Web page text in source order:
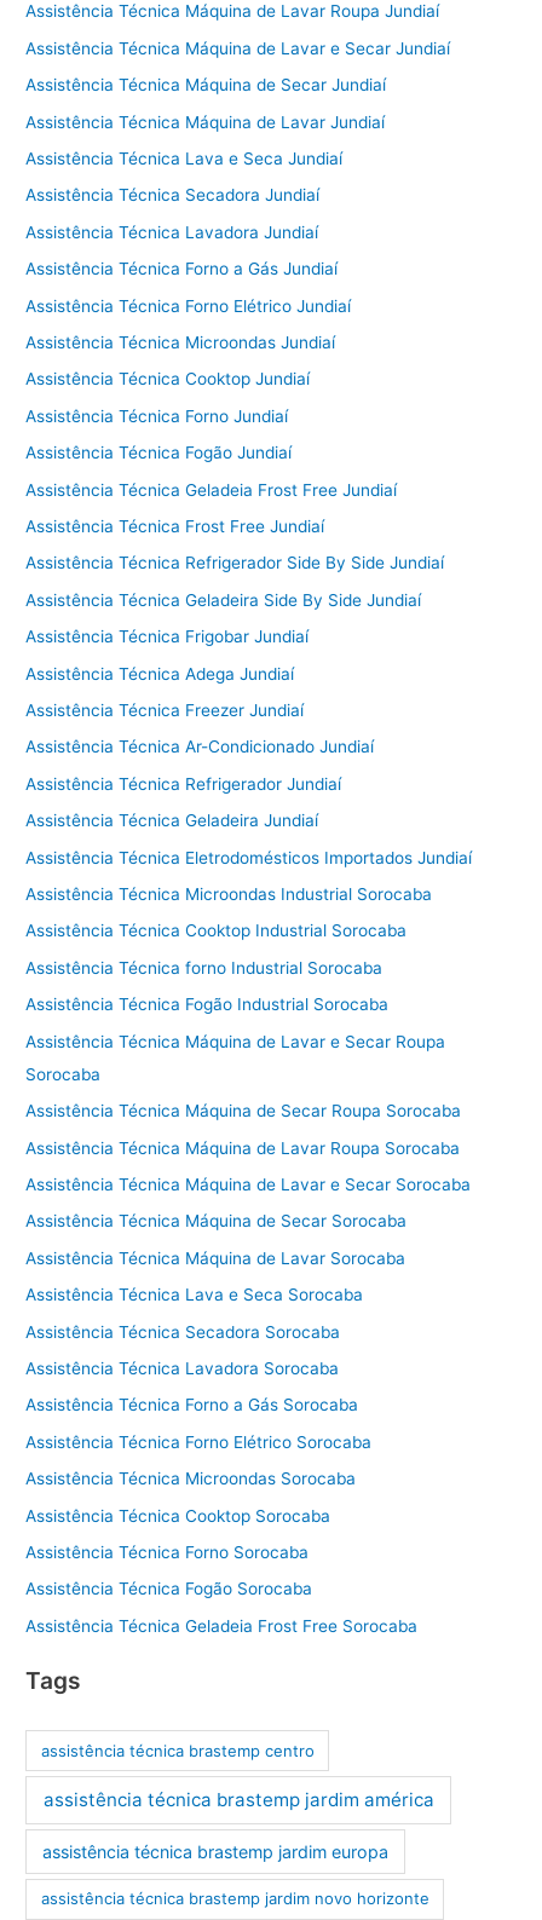
Assistência Técnica Máquina de Lavar Roupa Jundiaí
Assistência Técnica Máquina de Lavar e Secar Jundiaí
Assistência Técnica Máquina de Secar Jundiaí
Assistência Técnica Máquina de Lavar Jundiaí
Assistência Técnica Lava e Seca Jundiaí
Assistência Técnica Secadora Jundiaí
Assistência Técnica Lavadora Jundiaí
Assistência Técnica Forno a Gás Jundiaí
Assistência Técnica Forno Elétrico Jundiaí
Assistência Técnica Microondas Jundiaí
Assistência Técnica Cooktop Jundiaí
Assistência Técnica Forno Jundiaí
Assistência Técnica Fogão Jundiaí
Assistência Técnica Geladeia Frost Free Jundiaí
Assistência Técnica Frost Free Jundiaí
Assistência Técnica Refrigerador Side By Side Jundiaí
Assistência Técnica Geladeira Side By Side Jundiaí
Assistência Técnica Frigobar Jundiaí
Assistência Técnica Adega Jundiaí
Assistência Técnica Freezer Jundiaí
Assistência Técnica Ar-Condicionado Jundiaí
Assistência Técnica Refrigerador Jundiaí
Assistência Técnica Geladeira Jundiaí
Assistência Técnica Eletrodomésticos Importados Jundiaí
Assistência Técnica Microondas Industrial Sorocaba
Assistência Técnica Cooktop Industrial Sorocaba
Assistência Técnica forno Industrial Sorocaba
Assistência Técnica Fogão Industrial Sorocaba
Assistência Técnica Máquina de Lavar e Secar Roupa
Sorocaba
Assistência Técnica Máquina de Secar Roupa Sorocaba
Assistência Técnica Máquina de Lavar Roupa Sorocaba
Assistência Técnica Máquina de Lavar e Secar Sorocaba
Assistência Técnica Máquina de Secar Sorocaba
Assistência Técnica Máquina de Lavar Sorocaba
Assistência Técnica Lava e Seca Sorocaba
Assistência Técnica Secadora Sorocaba
Assistência Técnica Lavadora Sorocaba
Assistência Técnica Forno a Gás Sorocaba
Assistência Técnica Forno Elétrico Sorocaba
Assistência Técnica Microondas Sorocaba
Assistência Técnica Cooktop Sorocaba
Assistência Técnica Forno Sorocaba
Assistência Técnica Fogão Sorocaba
Assistência Técnica Geladeia Frost Free Sorocaba
Tags
assistência técnica brastemp centro
assistência técnica brastemp jardim américa
assistência técnica brastemp jardim europa
assistência técnica brastemp jardim novo horizonte